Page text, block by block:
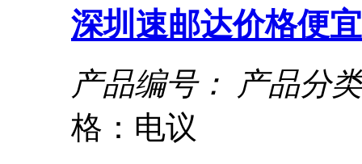
深圳速邮达价格便宜
产品编号：
产品分
格：电议